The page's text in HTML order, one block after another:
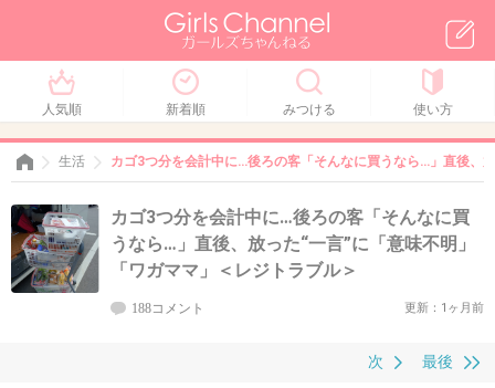
人気順 新着順 みつける 使い方
生活 カゴ3つ分を会計中に…後ろの客「そんなに買うなら…」直後、
カゴ3つ分を会計中に…後ろの客「そんなに買
うなら…」直後、放った“一言”に「意味不明」
「ワガママ」＜レジトラブル＞
188コメント 更新：1ヶ月前
最後
次